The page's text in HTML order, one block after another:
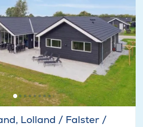
Lolland / Falster /